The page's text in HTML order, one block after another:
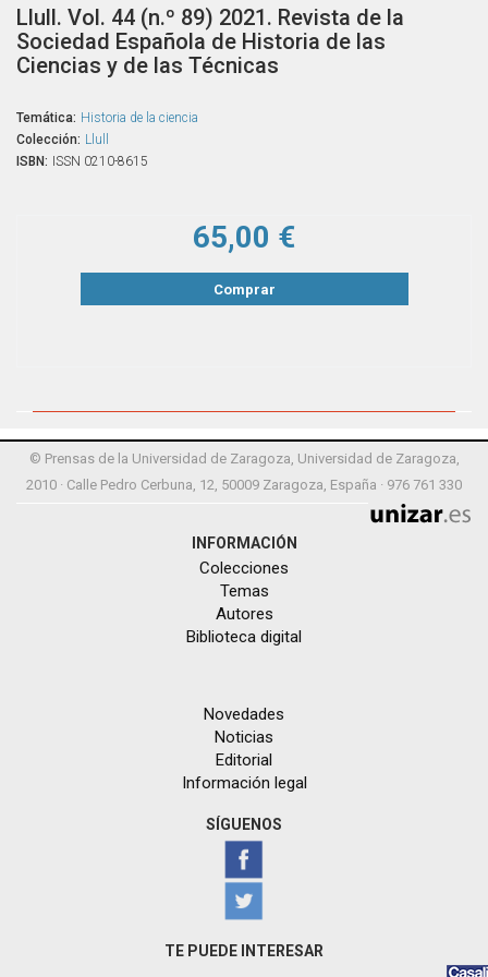
Llull. Vol. 44 (n.º 89) 2021. Revista de la
Sociedad Española de Historia de las
Ciencias y de las Técnicas
Temática: Historia de la ciencia
Colección: Llull
ISBN: ISSN 0210-8615
65,00 €
Comprar
© Prensas de la Universidad de Zaragoza, Universidad de Zaragoza,
2010 · Calle Pedro Cerbuna, 12, 50009 Zaragoza, España · 976 761 330
INFORMACIÓN
Colecciones
Temas
Autores
Biblioteca digital
Novedades
Noticias
Editorial
Información legal
SÍGUENOS
TE PUEDE INTERESAR